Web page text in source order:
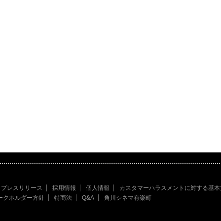
プレスリリース 採用情報 個人情報
カスタマーハラスメントに対する基
クホルダー方針
特商法 Q&A 角川シネマ有楽町